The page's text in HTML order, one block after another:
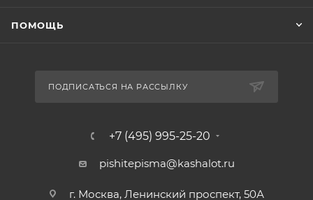
ПОМОЩЬ
ПОДПИСАТЬСЯ НА РАССЫЛКУ
+7 (495) 995-25-20​
pishitepisma@kashalot.ru
г. Москва, Ленинский проспект, 50А​